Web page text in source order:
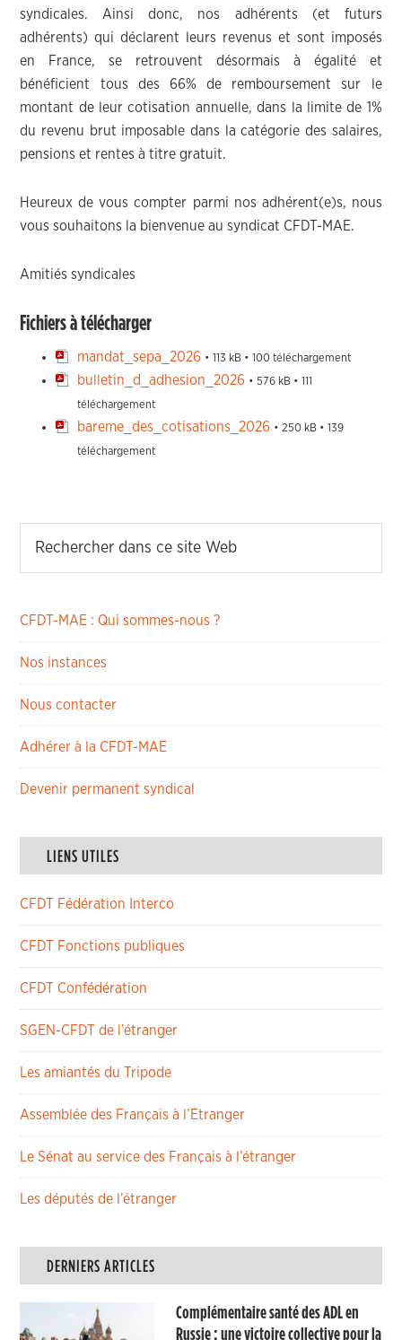
syndicales. Ainsi donc, nos adhérents (et futurs
adhérents) qui déclarent leurs revenus et sont imposés
en France, se retrouvent désormais à égalité et
bénéficient tous des 66% de remboursement sur le
montant de leur cotisation annuelle, dans la limite de 1%
du revenu brut imposable dans la catégorie des salaires,
pensions et rentes à titre gratuit.
Heureux de vous compter parmi nos adhérent(e)s, nous
vous souhaitons la bienvenue au syndicat CFDT-MAE.
Amitiés syndicales
Fichiers à télécharger
mandat_sepa_2026 • 113 kB • 100 téléchargement
bulletin_d_adhesion_2026 • 576 kB • 111
téléchargement
bareme_des_cotisations_2026 • 250 kB • 139
téléchargement
CFDT-MAE : Qui sommes-nous ?
Nos instances
Nous contacter
Adhérer à la CFDT-MAE
Devenir permanent syndical
LIENS UTILES
CFDT Fédération Interco
CFDT Fonctions publiques
CFDT Confédération
SGEN-CFDT de l’étranger
Les amiantés du Tripode
Assemblée des Français à l’Etranger
Le Sénat au service des Français à l’étranger
Les députés de l’étranger
DERNIERS ARTICLES
Complémentaire santé des ADL en
Russie : une victoire collective pour la